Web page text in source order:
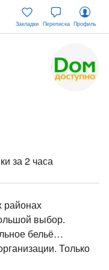
Закладки Переписка Профиль
за 2 часа
районах
выбор.
бельё…
Только